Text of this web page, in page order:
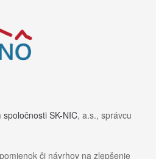
spoločnosti SK-NIC, a.s., správcu
či návrhov na zlepšenie